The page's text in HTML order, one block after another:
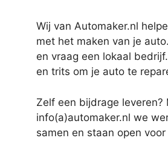
Wij van Automaker.nl
met het maken van je
en vraag een lokaal
en trits om je auto te
Zelf een bijdrage leveren?
info(a)automaker.nl we
samen en staan open